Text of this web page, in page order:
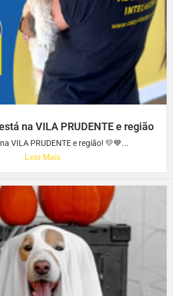
na VILA PRUDENTE e região
VILA PRUDENTE e região! 💛💙...
Leia Mais